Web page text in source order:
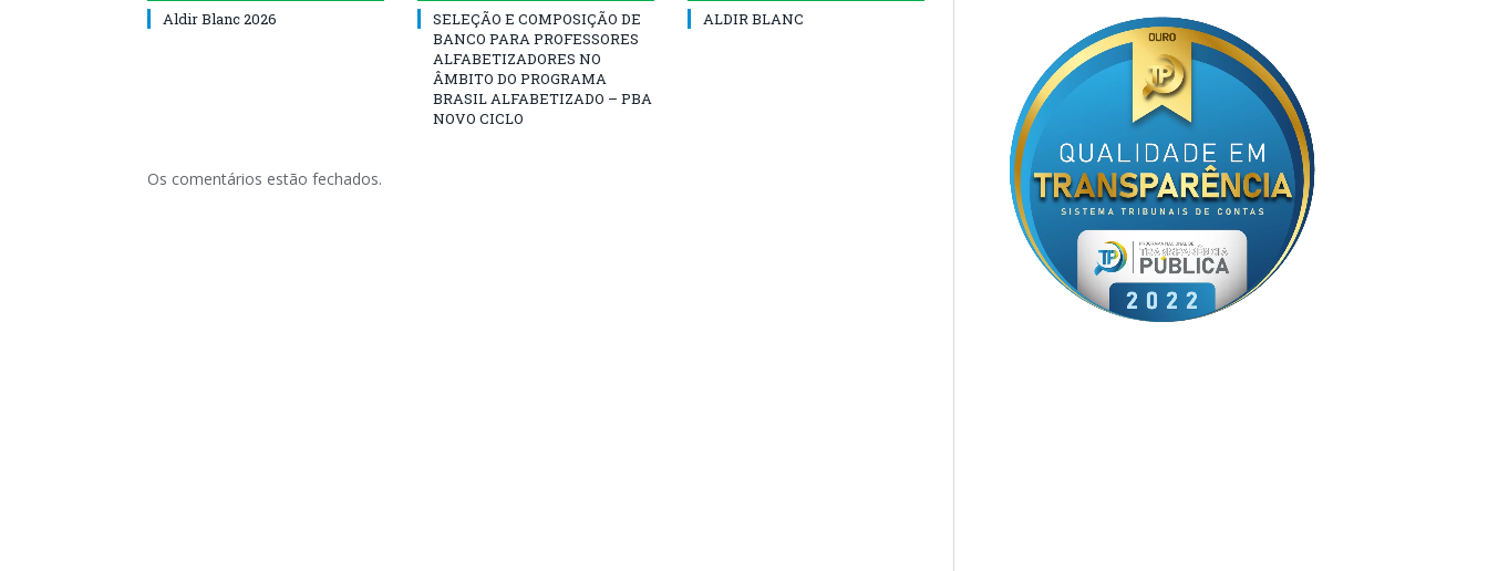
Aldir Blanc 2026
SELEÇÃO E COMPOSIÇÃO DE
BANCO PARA PROFESSORES
ALFABETIZADORES NO
ÂMBITO DO PROGRAMA
BRASIL ALFABETIZADO – PBA
NOVO CICLO
ALDIR BLANC
Os comentários estão fechados.